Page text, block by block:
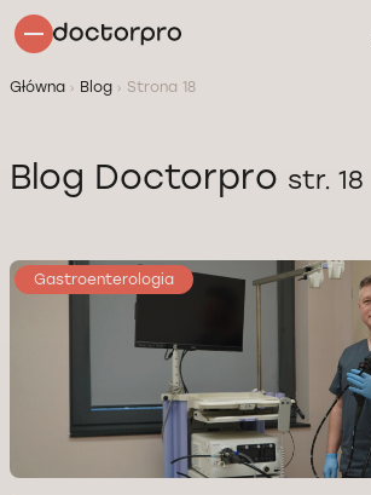
Główna Blog Strona 18
Blog Doctorpro str. 18
Gastroenterologia